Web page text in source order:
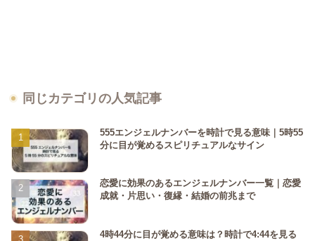
同じカテゴリの人気記事
555エンジェルナンバーを時計で見る意味｜5時55
分に目が覚めるスピリチュアルなサイン
恋愛に効果のあるエンジェルナンバー一覧｜恋愛
成就・片思い・復縁・結婚の前兆まで
4時44分に目が覚める意味は？時計で4:44を見る